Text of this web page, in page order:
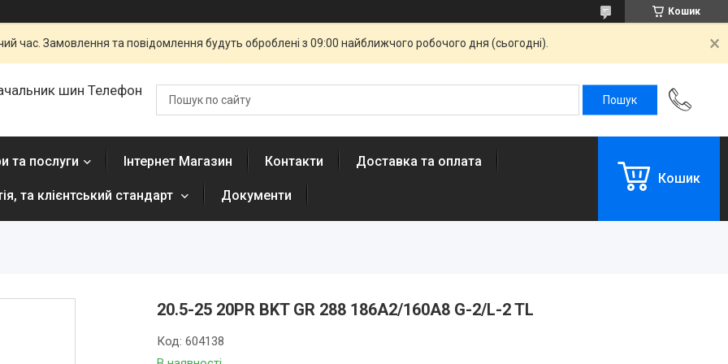
Кошик
час. Замовлення та повідомлення будуть оброблені з 09:00 найближчого робочого дня (сьогодні).
шин Телефон
та послуги Інтернет Магазин Контакти Доставка та оплата
та клієнтський стандарт Документи
Кошик
20.5-25 20PR BKT GR 288 186A2/160A8 G-2/L-2 TL
Код:604138